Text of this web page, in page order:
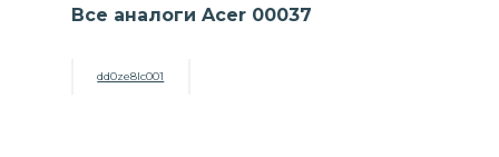
Все аналоги Acer 00037
dd0ze8lc001